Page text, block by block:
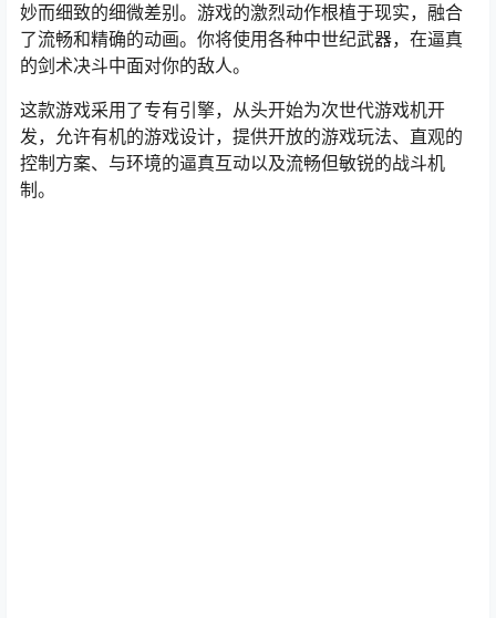
妙而细致的细微差别。游戏的激烈动作根植于现实，融合
了流畅和精确的动画。你将使用各种中世纪武器，在逼真
的剑术决斗中面对你的敌人。
这款游戏采用了专有引擎，从头开始为次世代游戏机开
发，允许有机的游戏设计，提供开放的游戏玩法、直观的
控制方案、与环境的逼真互动以及流畅但敏锐的战斗机
制。